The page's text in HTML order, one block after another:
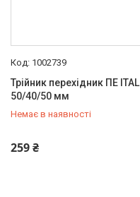
1002739
Трійник перехідник ПЕ ITAL
50/40/50 мм
Немає в наявності
259 ₴
+380 (67) 500-59-19